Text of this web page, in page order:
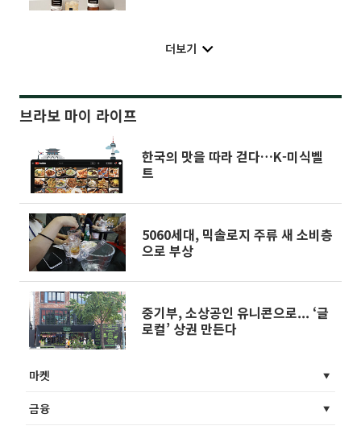
더보기
브라보 마이 라이프
한국의 맛을 따라 걷다…K-미식벨
트
5060세대, 믹솔로지 주류 새 소비층
으로 부상
중기부, 소상공인 유니콘으로... ‘글
로컬’ 상권 만든다
마켓
금융